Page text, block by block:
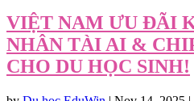
VIỆT NAM ƯU ĐÃI
NHÂN TÀI AI &
CHO DU HỌC SINH!